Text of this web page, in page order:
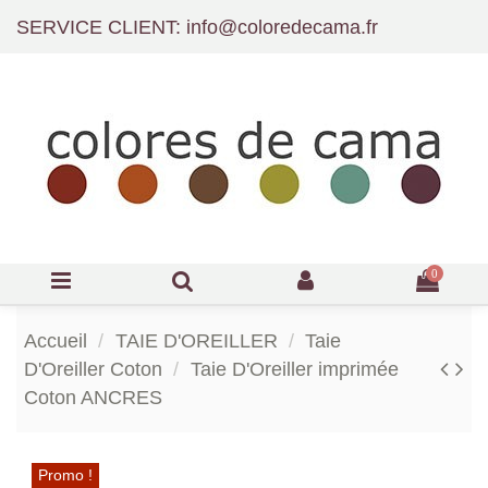
SERVICE CLIENT: info@coloredecama.fr
0
Accueil TAIE D'OREILLER
Taie
D'Oreiller Coton
Taie D'Oreiller imprimée
Coton ANCRES
Promo !